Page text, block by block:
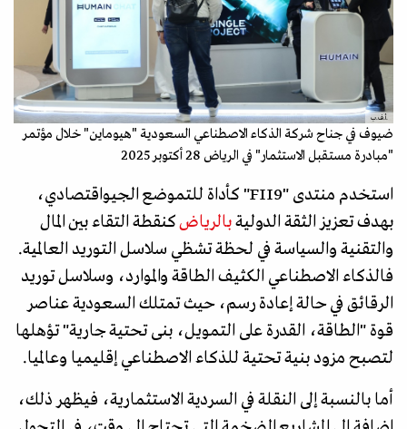
.أ.ف.ب
ضيوف في جناح شركة الذكاء الاصطناعي السعودية "هيوماين" خلال مؤتمر
"مبادرة مستقبل الاستثمار" في الرياض 28 أكتوبر 2025
استخدم منتدى "FII9" كأداة للتموضع الجيواقتصادي،
بهدف تعزيز الثقة الدوليةبالرياضكنقطة التقاء بين المال
والتقنية والسياسة في لحظة تشظي سلاسل التوريد العالمية.
فالذكاء الاصطناعي الكثيف الطاقة والموارد، وسلاسل توريد
الرقائق في حالة إعادة رسم، حيث تمتلك السعودية عناصر
قوة "الطاقة، القدرة على التمويل، بنى تحتية جارية" تؤهلها
لتصبح مزود بنية تحتية للذكاء الاصطناعي إقليميا وعالميا.
أما بالنسبة إلى النقلة في السردية الاستثمارية، فيظهر ذلك،